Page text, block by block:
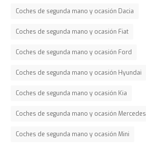
Coches de segunda mano y ocasión Dacia
Coches de segunda mano y ocasión Fiat
Coches de segunda mano y ocasión Ford
Coches de segunda mano y ocasión Hyundai
Coches de segunda mano y ocasión Kia
Coches de segunda mano y ocasión Mercedes
Coches de segunda mano y ocasión Mini